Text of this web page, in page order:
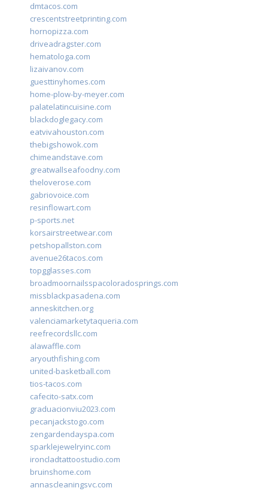
dmtacos.com
crescentstreetprinting.com
hornopizza.com
driveadragster.com
hematologa.com
lizaivanov.com
guesttinyhomes.com
home-plow-by-meyer.com
palatelatincuisine.com
blackdoglegacy.com
eatvivahouston.com
thebigshowok.com
chimeandstave.com
greatwallseafoodny.com
theloverose.com
gabriovoice.com
resinflowart.com
p-sports.net
korsairstreetwear.com
petshopallston.com
avenue26tacos.com
topgglasses.com
broadmoornailsspacoloradosprings.com
missblackpasadena.com
anneskitchen.org
valenciamarketytaqueria.com
reefrecordsllc.com
alawaffle.com
aryouthfishing.com
united-basketball.com
tios-tacos.com
cafecito-satx.com
graduacionviu2023.com
pecanjackstogo.com
zengardendayspa.com
sparklejewelryinc.com
ironcladtattoostudio.com
bruinshome.com
annascleaningsvc.com